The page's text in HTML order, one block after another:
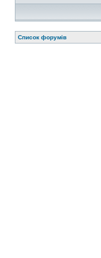
Список форумів